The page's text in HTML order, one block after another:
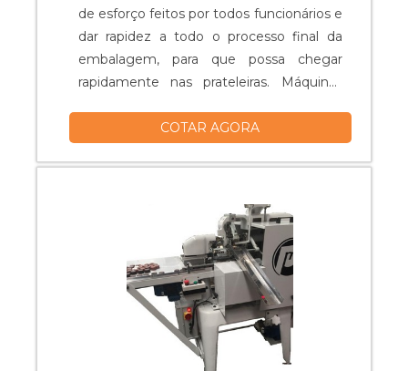
de esforço feitos por todos funcionários e
dar rapidez a todo o processo final da
embalagem, para que possa chegar
rapidamente nas prateleiras. Máquinas
produtividade; Ótima qualidade na
durabilidade; Diminui custos; Entre
COTAR AGORA